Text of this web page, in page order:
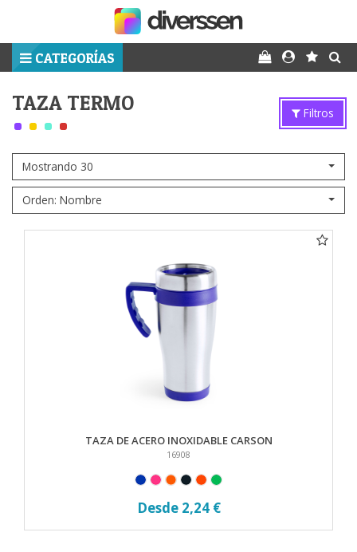
CATEGORÍAS
TAZA TERMO Filtros
Mostrando 30
Orden: Nombre
TAZA DE ACERO INOXIDABLE CARSON
16908
Desde 2,24 €